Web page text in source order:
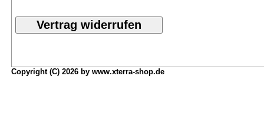
Copyright (C) 2026 by www.xterra-shop.de